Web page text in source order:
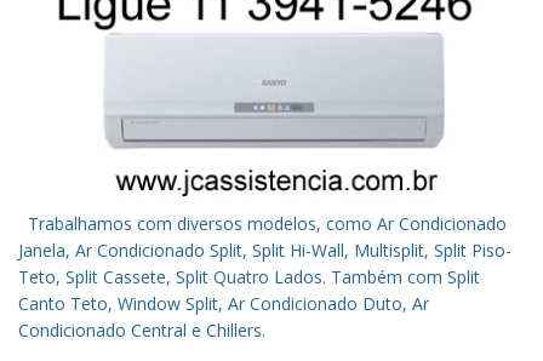
Trabalhamos com diversos modelos, como Ar Condicionado
Janela, Ar Condicionado Split, Split Hi-Wall, Multisplit, Split Piso-
Teto, Split Cassete, Split Quatro Lados. Também com Split
Canto Teto, Window Split, Ar Condicionado Duto, Ar
Condicionado Central e Chillers.